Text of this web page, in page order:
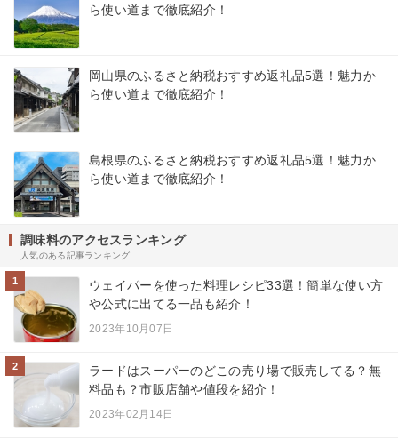
ら使い道まで徹底紹介！
岡山県のふるさと納税おすすめ返礼品5選！魅力か
ら使い道まで徹底紹介！
島根県のふるさと納税おすすめ返礼品5選！魅力か
ら使い道まで徹底紹介！
調味料のアクセスランキング
人気のある記事ランキング
1
ウェイパーを使った料理レシピ33選！簡単な使い方
や公式に出てる一品も紹介！
2023年10月07日
2
ラードはスーパーのどこの売り場で販売してる？無
料品も？市販店舗や値段を紹介！
2023年02月14日